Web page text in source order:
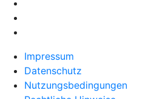
Impressum
Datenschutz
Nutzungsbedingungen